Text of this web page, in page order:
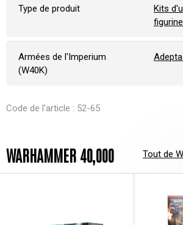
Type de produit
Kits
Armées de l'Imperium
(W40K)
Code de l'article : 52-65
WARHAMMER 40,000 Tout de